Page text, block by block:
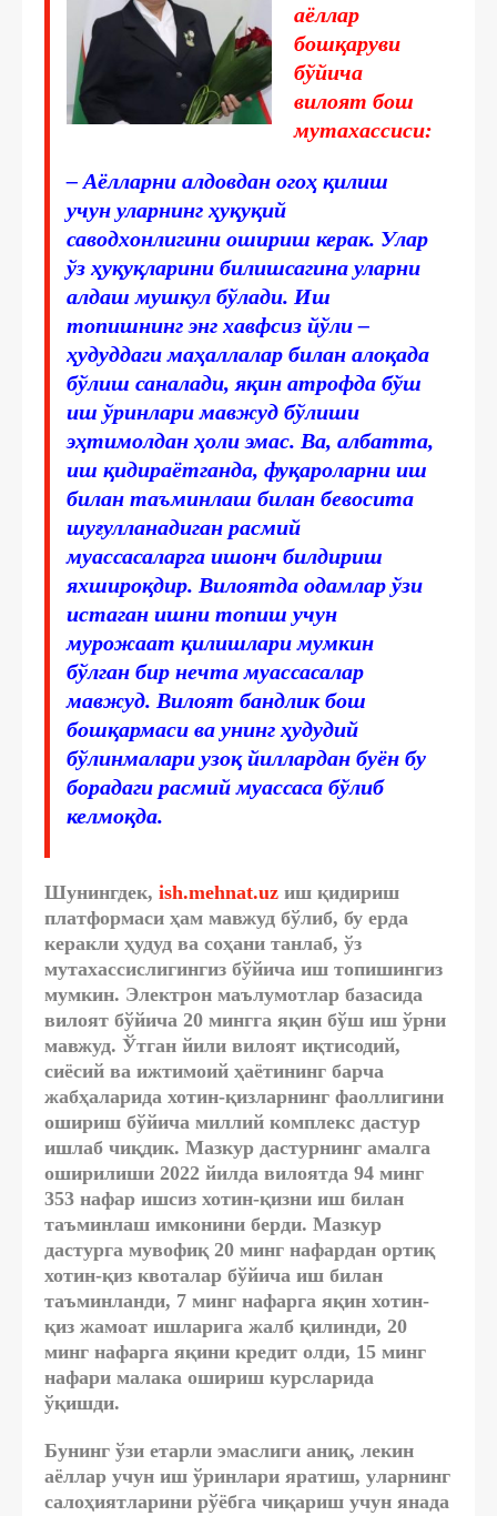
аёллар
бошқаруви
бўйича
вилоят бош
мутахассиси:
– Аёлларни алдовдан огоҳ қилиш
учун уларнинг ҳуқуқий
саводхонлигини ошириш керак. Улар
ўз ҳуқуқларини билишсагина уларни
алдаш мушкул бўлади. Иш
топишнинг энг хавфсиз йўли –
ҳудуддаги маҳаллалар билан алоқада
бўлиш саналади, яқин атрофда бўш
иш ўринлари мавжуд бўлиши
эҳтимолдан ҳоли эмас. Ва, албатта,
иш қидираётганда, фуқароларни иш
билан таъминлаш билан бевосита
шуғулланадиган расмий
муассасаларга ишонч билдириш
яхшироқдир. Вилоятда одамлар ўзи
истаган ишни топиш учун
мурожаат қилишлари мумкин
бўлган бир нечта муассасалар
мавжуд. Вилоят бандлик бош
бошқармаси ва унинг ҳудудий
бўлинмалари узоқ йиллардан буён бу
борадаги расмий муассаса бўлиб
келмоқда.
Шунингдек, ish.mehnat.uz иш қидириш
платформаси ҳам мавжуд бўлиб, бу ерда
керакли ҳудуд ва соҳани танлаб, ўз
мутахассислигингиз бўйича иш топишингиз
мумкин. Электрон маълумотлар базасида
вилоят бўйича 20 мингга яқин бўш иш ўрни
мавжуд. Ўтган йили вилоят иқтисодий,
сиёсий ва ижтимоий ҳаётининг барча
жабҳаларида хотин-қизларнинг фаоллигини
ошириш бўйича миллий комплекс дастур
ишлаб чиқдик. Мазкур дастурнинг амалга
оширилиши 2022 йилда вилоятда 94 минг
353 нафар ишсиз хотин-қизни иш билан
таъминлаш имконини берди. Мазкур
дастурга мувофиқ 20 минг нафардан ортиқ
хотин-қиз квоталар бўйича иш билан
таъминланди, 7 минг нафарга яқин хотин-
қиз жамоат ишларига жалб қилинди, 20
минг нафарга яқини кредит олди, 15 минг
нафари малака ошириш курсларида
ўқишди.
Бунинг ўзи етарли эмаслиги аниқ, лекин
аёллар учун иш ўринлари яратиш, уларнинг
салоҳиятларини рўёбга чиқариш учун янада